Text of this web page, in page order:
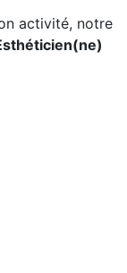
activité, notre